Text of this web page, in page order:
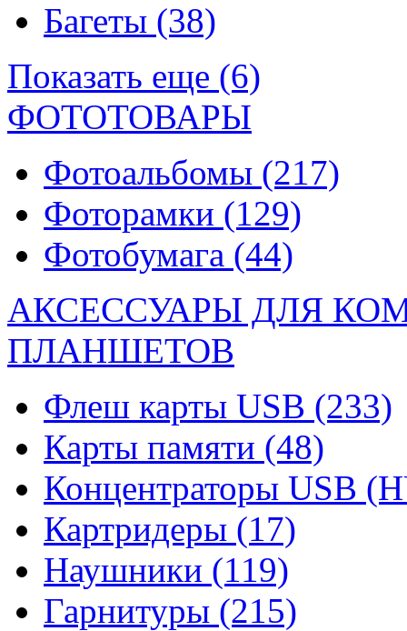
Багеты (38)
Показать еще (6)
ФОТОТОВАРЫ
Фотоальбомы (217)
Фоторамки (129)
Фотобумага (44)
АКСЕССУАРЫ ДЛЯ
ПЛАНШЕТОВ
Флеш карты USB (233)
Карты памяти (48)
Концентраторы USB
Картридеры (17)
Наушники (119)
Гарнитуры (215)